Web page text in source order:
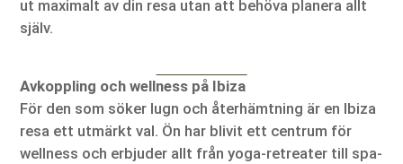
ut maximalt av din resa utan att behöva planera allt
själv.
Avkoppling och wellness på Ibiza
För den som söker lugn och återhämtning är en Ibiza
resa ett utmärkt val. Ön har blivit ett centrum för
wellness och erbjuder allt från yoga-retreater till spa-